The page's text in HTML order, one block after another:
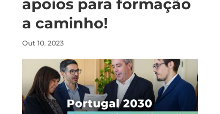
apoios para formação
a caminho!
Out 10, 2023